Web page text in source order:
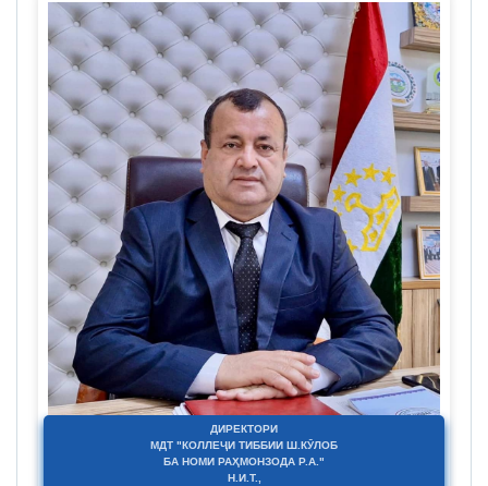
ДИРЕКТОРИ
МДТ "КОЛЛЕҶИ ТИББИИ Ш.КӮЛОБ
БА НОМИ РАҲМОНЗОДА Р.А."
Н.И.Т.,